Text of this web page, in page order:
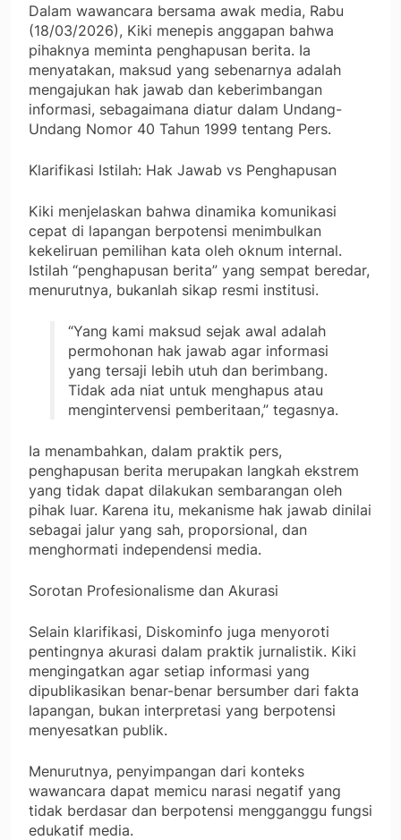
Dalam wawancara bersama awak media, Rabu
(18/03/2026), Kiki menepis anggapan bahwa
pihaknya meminta penghapusan berita. Ia
menyatakan, maksud yang sebenarnya adalah
mengajukan hak jawab dan keberimbangan
informasi, sebagaimana diatur dalam Undang-
Undang Nomor 40 Tahun 1999 tentang Pers.
Klarifikasi Istilah: Hak Jawab vs Penghapusan
Kiki menjelaskan bahwa dinamika komunikasi
cepat di lapangan berpotensi menimbulkan
kekeliruan pemilihan kata oleh oknum internal.
Istilah “penghapusan berita” yang sempat beredar,
menurutnya, bukanlah sikap resmi institusi.
“Yang kami maksud sejak awal adalah
permohonan hak jawab agar informasi
yang tersaji lebih utuh dan berimbang.
Tidak ada niat untuk menghapus atau
mengintervensi pemberitaan,” tegasnya.
Ia menambahkan, dalam praktik pers,
penghapusan berita merupakan langkah ekstrem
yang tidak dapat dilakukan sembarangan oleh
pihak luar. Karena itu, mekanisme hak jawab dinilai
sebagai jalur yang sah, proporsional, dan
menghormati independensi media.
Sorotan Profesionalisme dan Akurasi
Selain klarifikasi, Diskominfo juga menyoroti
pentingnya akurasi dalam praktik jurnalistik. Kiki
mengingatkan agar setiap informasi yang
dipublikasikan benar-benar bersumber dari fakta
lapangan, bukan interpretasi yang berpotensi
menyesatkan publik.
Menurutnya, penyimpangan dari konteks
wawancara dapat memicu narasi negatif yang
tidak berdasar dan berpotensi mengganggu fungsi
edukatif media.